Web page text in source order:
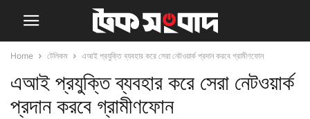
Home টেলিকম এআই প্রযুক্তি ব্যবহার করে সেরা নেটওয়ার্ক প্রদান করবে গ্রামীণফোন
এআই প্রযুক্তি ব্যবহার করে সেরা নেটওয়ার্ক
প্রদান করবে গ্রামীণফোন